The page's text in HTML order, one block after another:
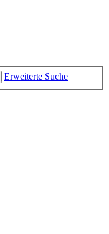
Erweiterte Suche